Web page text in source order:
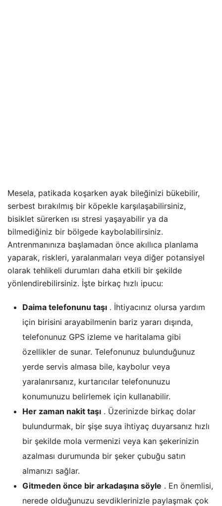
Mesela, patikada koşarken ayak bileğinizi bükebilir,
serbest bırakılmış bir köpekle karşılaşabilirsiniz,
bisiklet sürerken ısı stresi yaşayabilir ya da
bilmediğiniz bir bölgede kaybolabilirsiniz.
Antrenmanınıza başlamadan önce akıllıca planlama
yaparak, riskleri, yaralanmaları veya diğer potansiyel
olarak tehlikeli durumları daha etkili bir şekilde
yönlendirebilirsiniz. İşte birkaç hızlı ipucu:
Daima telefonunu taşı . İhtiyacınız olursa yardım
için birisini arayabilmenin bariz yararı dışında,
telefonunuz GPS izleme ve haritalama gibi
özellikler de sunar. Telefonunuz bulunduğunuz
yerde servis almasa bile, kaybolur veya
yaralanırsanız, kurtarıcılar telefonunuzu
konumunuzu belirlemek için kullanabilir.
Her zaman nakit taşı . Üzerinizde birkaç dolar
bulundurmak, bir şişe suya ihtiyaç duyarsanız hızlı
bir şekilde mola vermenizi veya kan şekerinizin
azalması durumunda bir şeker çubuğu satın
almanızı sağlar.
Gitmeden önce bir arkadaşına söyle . En önemlisi,
nerede olduğunuzu sevdiklerinizle paylaşmak çok